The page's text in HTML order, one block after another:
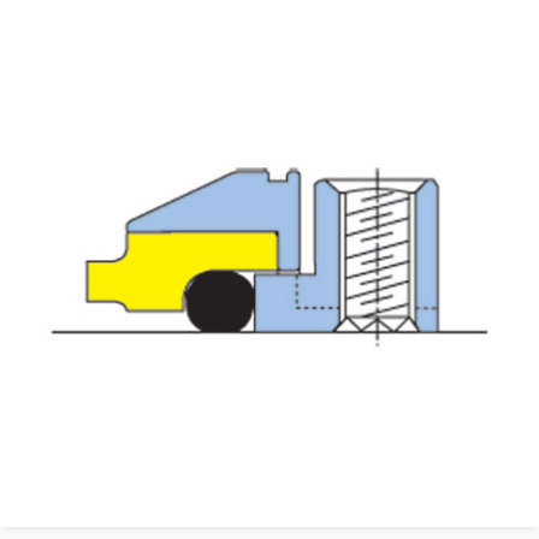
Portal-cliente
Localizaciones
Noticias